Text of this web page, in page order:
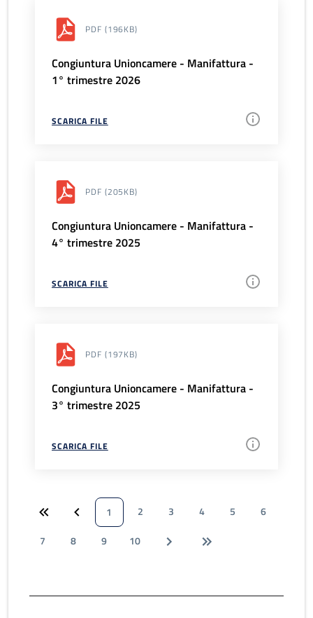
PDF (196KB)
Congiuntura Unioncamere - Manifattura -
1° trimestre 2026
SCARICA FILE
PDF (205KB)
Congiuntura Unioncamere - Manifattura -
4° trimestre 2025
SCARICA FILE
PDF (197KB)
Congiuntura Unioncamere - Manifattura -
3° trimestre 2025
SCARICA FILE
1 2 3 4 5
6
7
8 9 10